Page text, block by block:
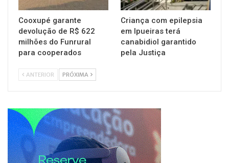
Cooxupé garante
devolução de R$ 622
milhões do Funrural
para cooperados
Criança com epilepsia
em Ipueiras terá
canabidiol garantido
pela Justiça
ANTERIOR PRÓXIMA